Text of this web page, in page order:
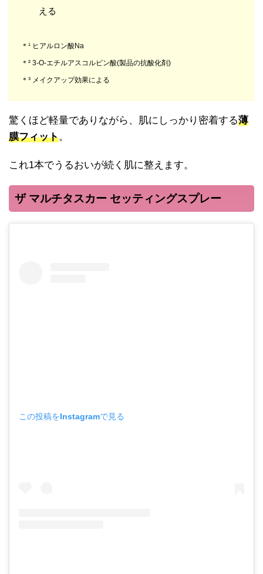
える
＊¹ ヒアルロン酸Na
＊² 3-O-エチルアスコルビン酸(製品の抗酸化剤)
＊³ メイクアップ効果による
驚くほど軽量でありながら、肌にしっかり密着する薄
膜フィット。
これ1本でうるおいが続く肌に整えます。
ザ マルチタスカー セッティングスプレー
この投稿をInstagramで見る